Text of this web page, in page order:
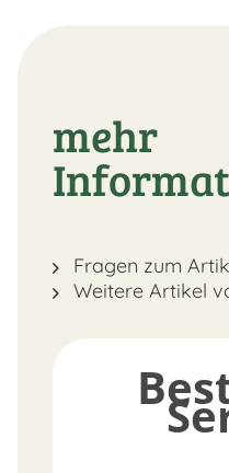
mehr
Fragen zum
Weitere Artikel